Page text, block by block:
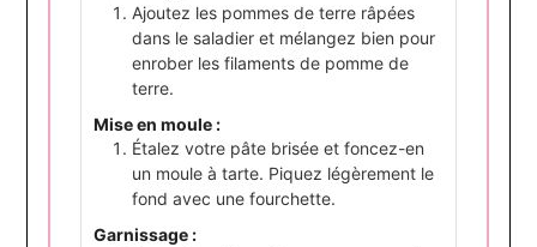
Ajoutez les pommes de terre râpées
dans le saladier et mélangez bien pour
enrober les filaments de pomme de
terre.
Mise en moule :
Étalez votre pâte brisée et foncez-en
un moule à tarte. Piquez légèrement le
fond avec une fourchette.
Garnissage :